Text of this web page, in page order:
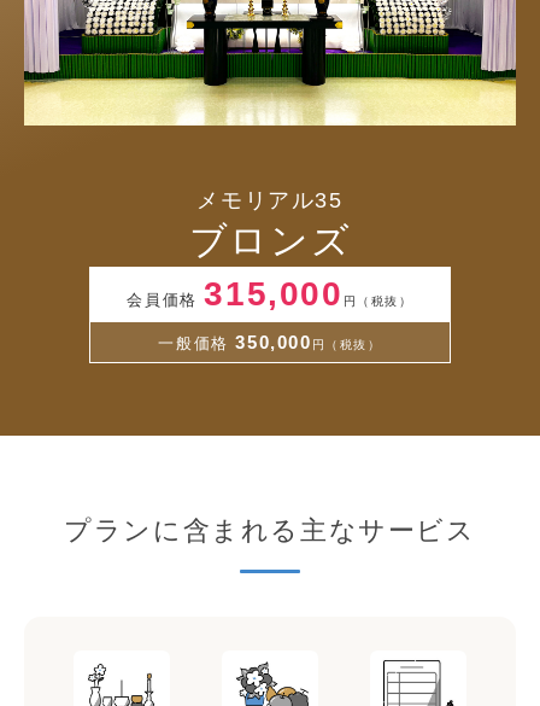
メモリアル35
ブロンズ
会員価格315,000 円（税抜）
一般価格350,000 円（税抜）
プランに含まれる主なサービス